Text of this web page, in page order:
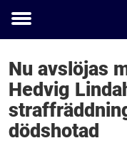
Toggle
Nu avslöjas
Hedvig
dödshotad